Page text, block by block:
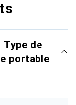
Type de
portable